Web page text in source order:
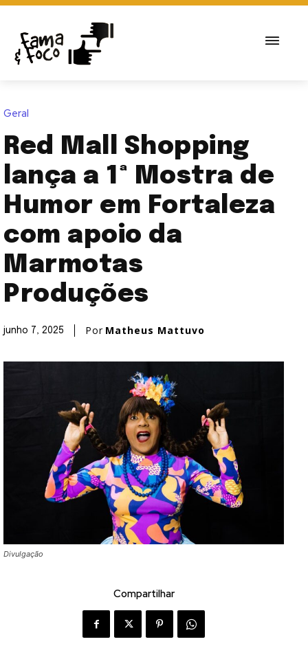
Geral
Red Mall Shopping
lança a 1ª Mostra de
Humor em Fortaleza
com apoio da
Marmotas
Produções
junho 7, 2025 Por Matheus Mattuvo
Divulgação
Compartilhar